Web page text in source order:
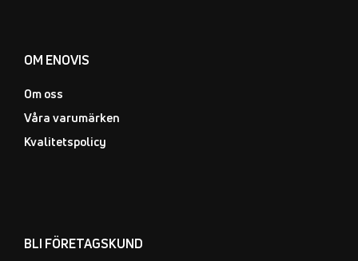
OM ENOVIS
Om oss
Våra varumärken
Kvalitetspolicy
BLI FÖRETAGSKUND